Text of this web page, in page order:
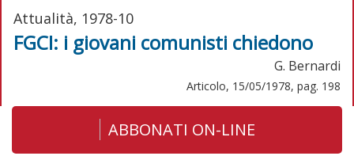
Attualità, 1978-10
FGCI: i giovani comunisti chiedono
G. Bernardi
Articolo, 15/05/1978, pag. 198
ABBONATI ON-LINE